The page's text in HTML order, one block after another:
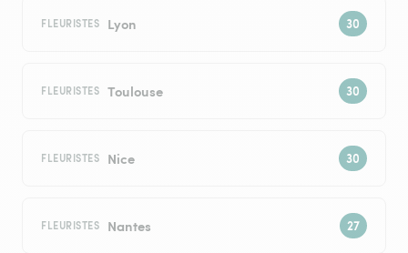
FLEURISTES Lyon
FLEURISTES Toulouse
FLEURISTES Nice
FLEURISTES Nantes